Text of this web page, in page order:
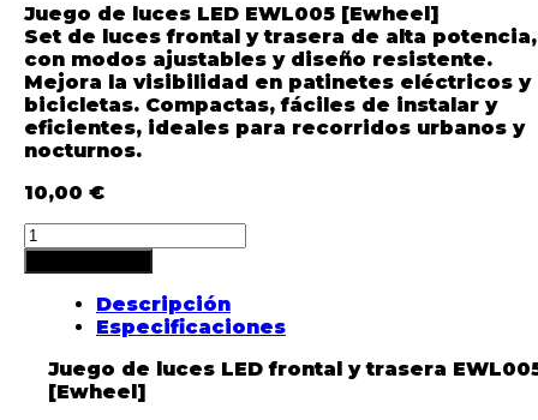
Juego de luces LED EWL005 [Ewheel]
Set de luces frontal y trasera de alta potencia,
con modos ajustables y diseño resistente.
Mejora la visibilidad en patinetes eléctricos y
bicicletas. Compactas, fáciles de instalar y
eficientes, ideales para recorridos urbanos y
nocturnos.
10,00 €
Descripción
Especificaciones
Juego de luces LED frontal y trasera
[Ewheel]